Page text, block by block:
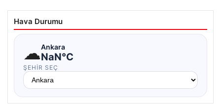
Hava Durumu
☁Ankara
NaN°C
ŞEHIR SEÇ